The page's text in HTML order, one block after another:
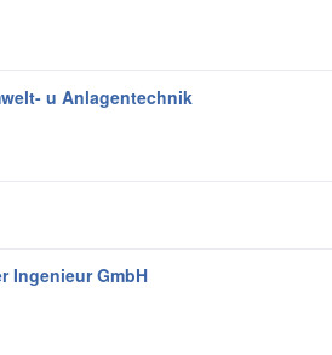
u Anlagentechnik
Ingenieur GmbH